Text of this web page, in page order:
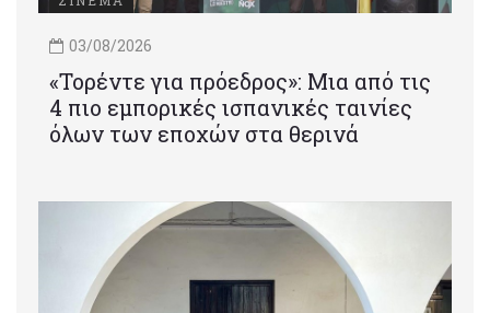
03/08/2026
«Τορέντε για πρόεδρος»: Mια από τις
4 πιο εμπορικές ισπανικές ταινίες
όλων των εποχών στα θερινά